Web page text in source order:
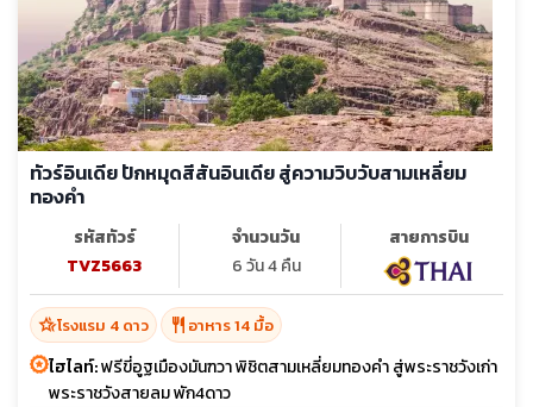
ทัวร์อินเดีย ปักหมุดสีสันอินเดีย สู่ความวิบวับสามเหลี่ยม
ทองคำ
รหัสทัวร์
TVZ5663
จำนวนวัน
6 วัน 4 คืน
สายการบิน
hotel_classโรงแรม 4 ดาว restaurant อาหาร 14 มื้อ
ไฮไลท์:ฟรีขี่อูฐเมืองมันฑวา พิชิตสามเหลี่ยมทองคำ สู่พระราชวังเก่า
พระราชวังสายลม พัก4ดาว